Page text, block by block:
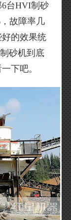
台HVI制砂
故障率几
的效果统
砂机到底
下吧。